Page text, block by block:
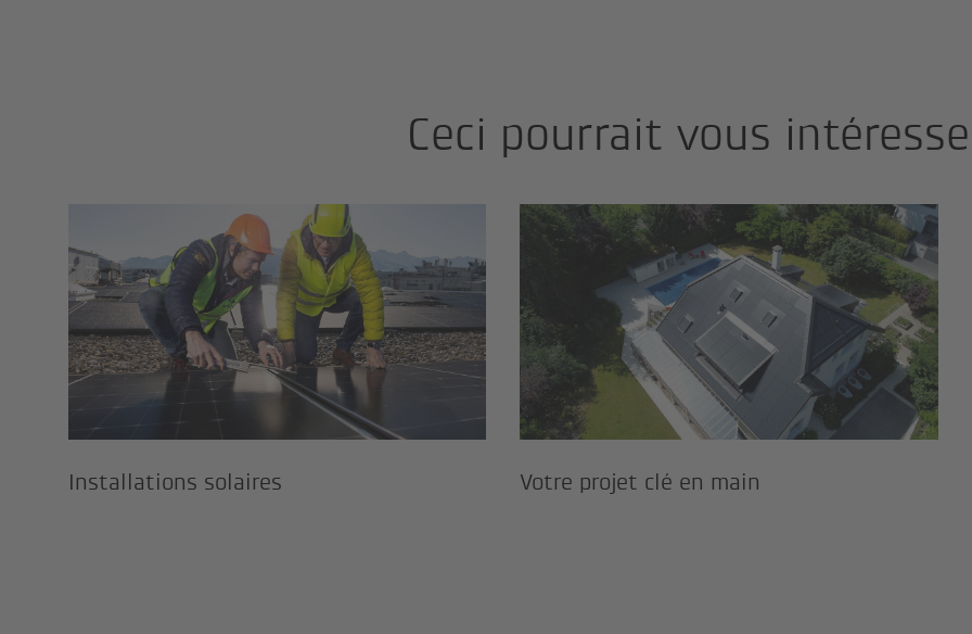
Ceci pourrait vous
Installations solaires
Installations solaires
Votre projet clé en main
Votre projet clé en main